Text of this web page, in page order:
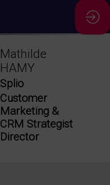
Mathilde
HAMY
Splio
Customer
Marketing &
CRM Strategist
Director